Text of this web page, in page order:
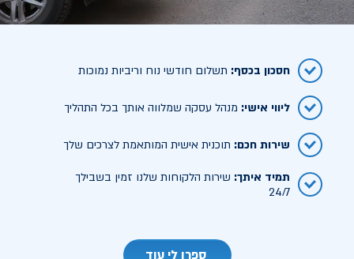
חסכון בכסף: תשלום חודשי נוח וריביות נמוכות
ליווי אישי: מנהל עסקה שמלווה אותך בכל התהליך
שירות חכם: תוכנית אישית המותאמת לצרכים שלך
תמיד איתך: שירות הלקוחות שלנו זמין בשבילך
24/7
ספרו לי עוד